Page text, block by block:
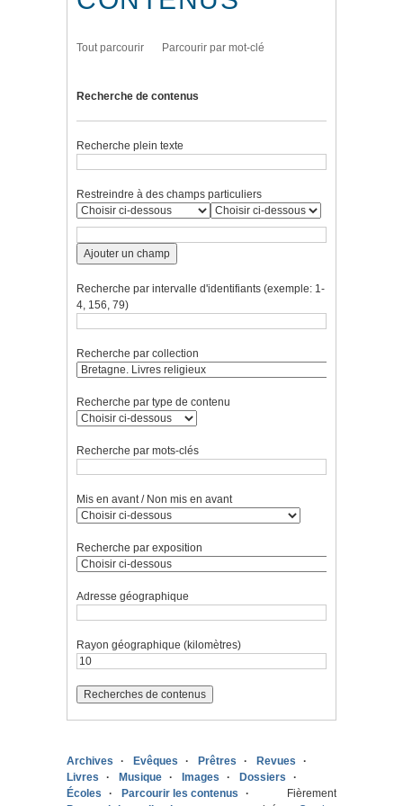
Tout parcourir Parcourir par mot-clé
Recherche de contenus
Recherche plein texte
Restreindre à des champs particuliers
Ajouter un champ
Recherche par intervalle d'identifiants (exemple: 1-
4, 156, 79)
Recherche par collection
Recherche par type de contenu
Recherche par mots-clés
Mis en avant / Non mis en avant
Recherche par exposition
Adresse géographique
Rayon géographique (kilomètres)
Archives Evêques Prêtres
Revues
Livres
Musique Images
Dossiers
Écoles
Parcourir les contenus
Fièrement